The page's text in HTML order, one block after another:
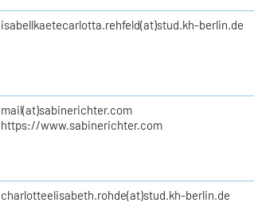
isabellkaetecarlotta.rehfeld(at)stud.kh-berlin.de
mail(at)sabinerichter.com
https://www.sabinerichter.com
charlotteelisabeth.rohde(at)stud.kh-berlin.de